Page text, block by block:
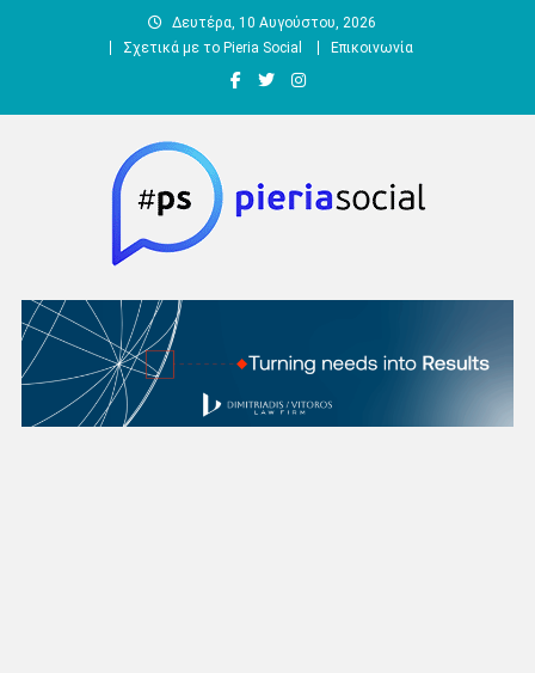
Δευτέρα, 10 Αυγούστου, 2026
Σχετικά με το Pieria Social
Επικοινωνία
Pieria Social